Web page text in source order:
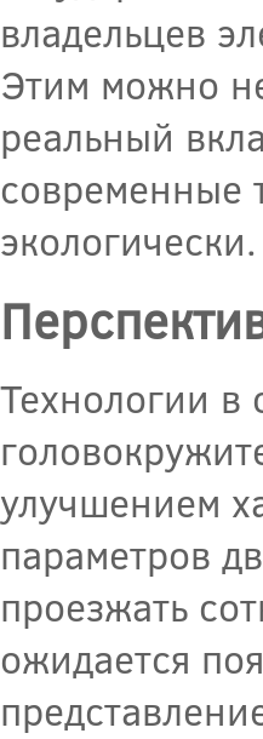
владельцев
Этим можно
реальный
современные
экологически.
Технологии в
улучшением
параметров
проезжать
ожидается